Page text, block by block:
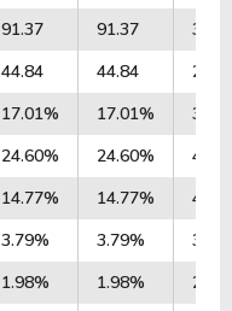
91.37 91.37
44.84 44.84
17.01% 17.01%
24.60% 24.60%
14.77% 14.77%
3.79% 3.79%
1.98% 1.98%